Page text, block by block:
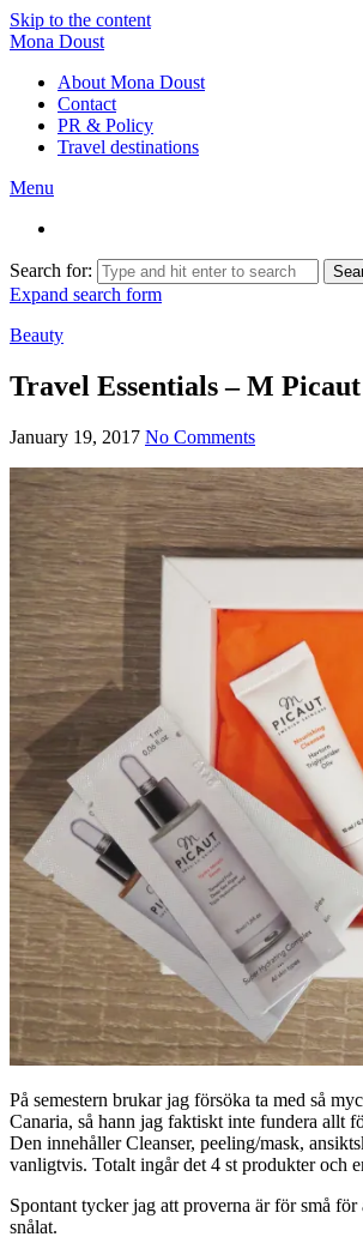
Skip to the content
Mona Doust
About Mona Doust
Contact
PR & Policy
Travel destinations
Menu
Search for:
Expand search form
Beauty
Travel Essentials – M
January 19, 2017 No Comments
På semestern brukar jag försöka ta med så
Canaria, så hann jag faktiskt inte fundera allt
Den innehåller Cleanser, peeling/mask,
vanligtvis. Totalt ingår det 4 st produkter och
Spontant tycker jag att proverna är för små
snålat.